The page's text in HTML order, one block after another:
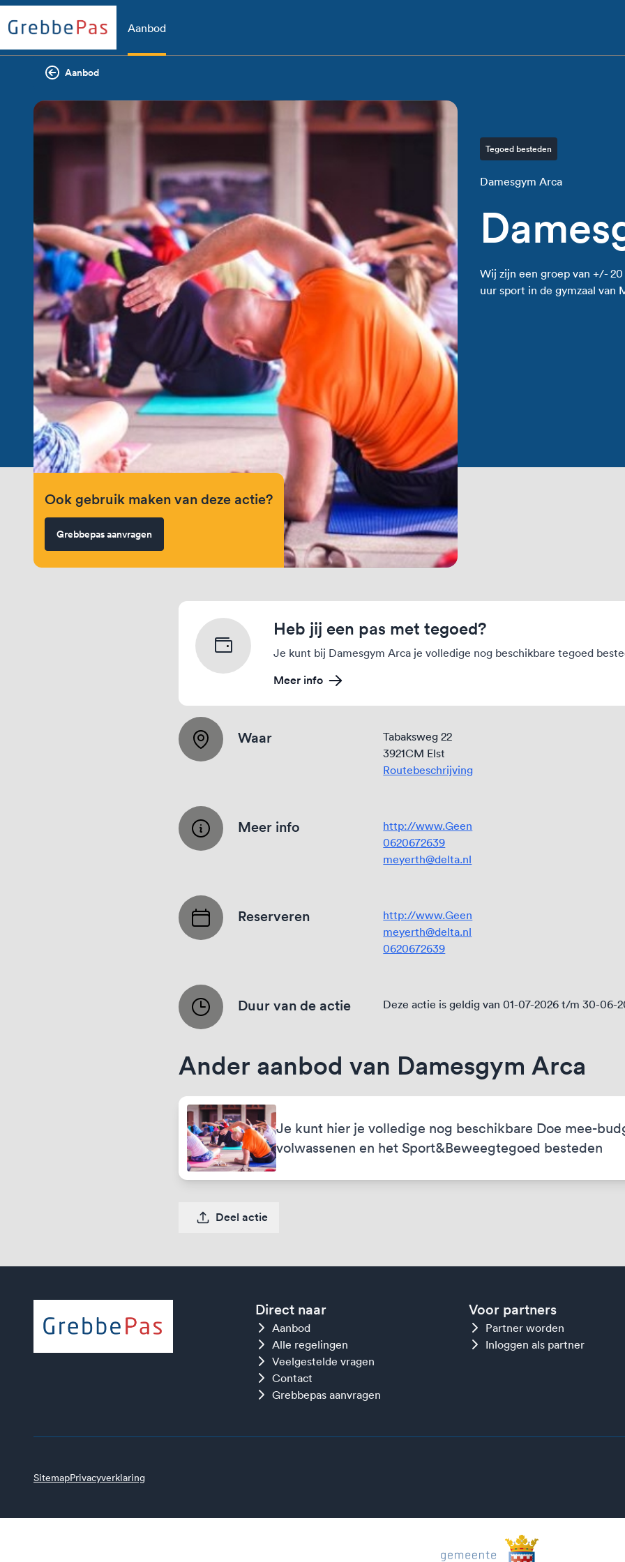
Aanbod
Aanbod
Tegoed besteden
Damesgym Arca
Wij zijn een groep van +/-
uur sport in de gymzaal van
Ook gebruik maken van deze actie?
Grebbepas aanvragen
Heb jij een pas met tegoed?
Je kunt bij Damesgym Arca je volledige nog beschikbare tegoed
Meer info
Waar
Tabaksweg 22
3921CM Elst
Routebeschrijving
Meer info
http://www.Geen
0620672639
meyerth@delta.nl
Reserveren
http://www.Geen
meyerth@delta.nl
0620672639
Duur van de actie Deze actie is geldig van 01-07-2026 t/m 30-06-
Ander aanbod van Damesgym Arca
Je kunt hier je volledige nog beschikbare Doe mee-
volwassenen en het Sport&Beweegtegoed besteden
Deel actie
Direct naar
Aanbod
Alle regelingen
Veelgestelde vragen
Contact
Grebbepas aanvragen
Voor partners
Partner worden
Inloggen als partner
SitemapPrivacyverklaring